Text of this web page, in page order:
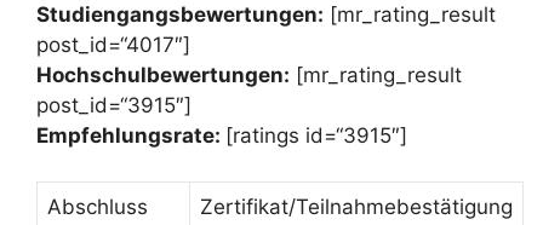
Studiengangsbewertungen: [mr_rating_result
post_id=“4017″]
Hochschulbewertungen: [mr_rating_result
post_id=“3915″]
Empfehlungsrate: [ratings id=“3915″]
Abschluss Zertifikat/Teilnahmebestätigung